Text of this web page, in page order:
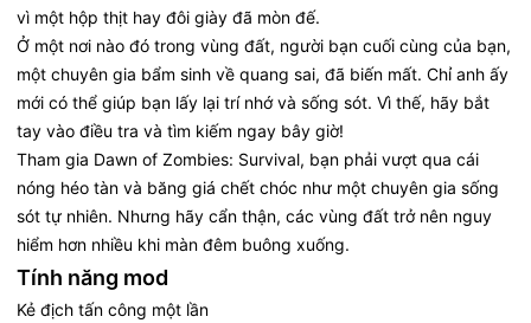
vì một hộp thịt hay đôi giày đã mòn đế.
Ở một nơi nào đó trong vùng đất, người bạn cuối cùng của bạn,
một chuyên gia bẩm sinh về quang sai, đã biến mất. Chỉ anh ấy
mới có thể giúp bạn lấy lại trí nhớ và sống sót. Vì thế, hãy bắt
tay vào điều tra và tìm kiếm ngay bây giờ!
Tham gia Dawn of Zombies: Survival, bạn phải vượt qua cái
nóng héo tàn và băng giá chết chóc như một chuyên gia sống
sót tự nhiên. Nhưng hãy cẩn thận, các vùng đất trở nên nguy
hiểm hơn nhiều khi màn đêm buông xuống.
Tính năng mod
Kẻ địch tấn công một lần